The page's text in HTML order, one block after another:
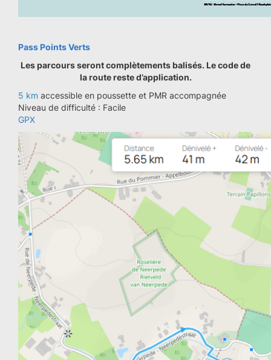
Pass Points Verts
Les parcours seront complètements balisés. Le code de
la route reste d’application.
5 km accessible en poussette et PMR accompagnée
Niveau de difficulté : Facile
GPX